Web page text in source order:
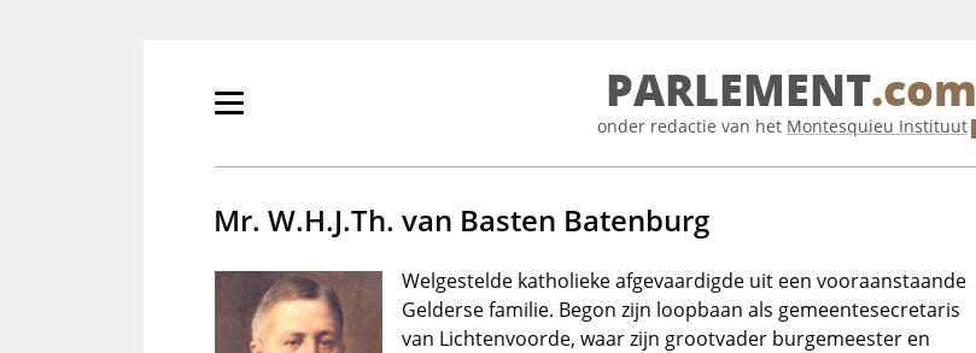
Primair
tonen/verbergen
PARLEMENT.com
onder redactie van het Montesquieu Instituut
Mr. W.H.J.Th. van Basten Batenburg
Welgestelde katholieke afgevaardigde uit een vooraanstaande
Gelderse familie. Begon zijn loopbaan als gemeentesecretaris
van Lichtenvoorde, waar zijn grootvader burgemeester en